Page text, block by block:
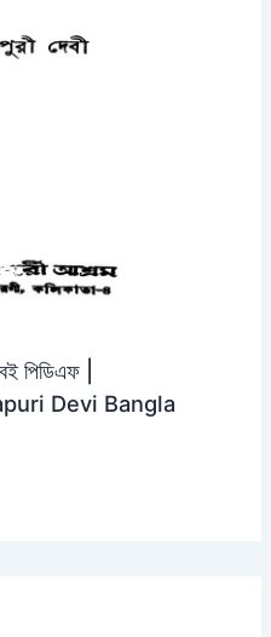
পিডিএফ |
Devi Bangla